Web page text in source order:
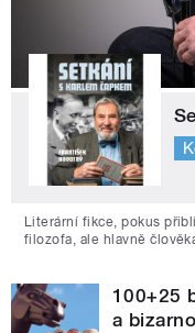
Literární fikce, pokus
filozofa, ale hlavně
100+25
a